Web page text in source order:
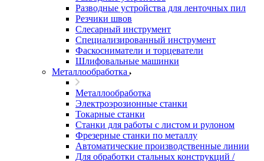
Разводные устройства для ленточных пил
Резчики швов
Слесарный инструмент
Специализированный инструмент
Фаскосниматели и торцеватели
Шлифовальные машинки
Металлообработка
Металлообработка
Электроэрозионные станки
Токарные станки
Станки для работы с листом и рулоном
Фрезерные станки по металлу
Автоматические производственные линии
Для обработки стальных конструкций /